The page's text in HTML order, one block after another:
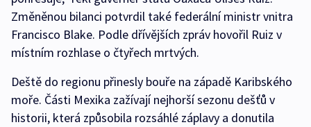
Změněnou bilanci potvrdil také federální ministr vnitra
Francisco Blake. Podle dřívějších zpráv hovořil Ruiz v
místním rozhlase o čtyřech mrtvých.
Deště do regionu přinesly bouře na západě Karibského
moře. Části Mexika zažívají nejhorší sezonu dešťů v
historii, která způsobila rozsáhlé záplavy a donutila